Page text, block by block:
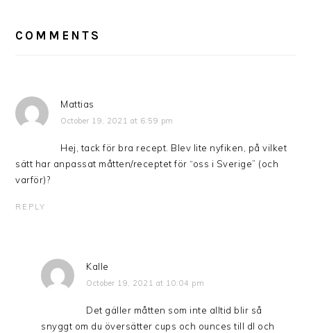
INTERACTIONS
COMMENTS
Mattias
October 19, 2021 at 6:59 pm
Hej, tack för bra recept. Blev lite nyfiken, på vilket
sätt har anpassat måtten/receptet för “oss i Sverige” (och
varför)?
REPLY
Kalle
October 19, 2021 at 10:04 pm
Det gäller måtten som inte alltid blir så
snyggt om du översätter cups och ounces till dl och